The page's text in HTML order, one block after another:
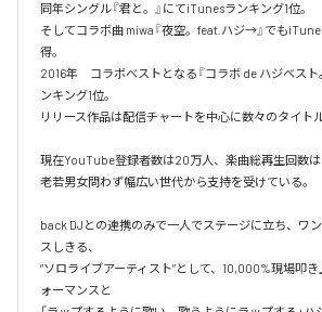
同年シングル『君と。』にてiTunesランキング1位。
そしてコラボ曲 miwa『夜空。feat.ハジ→』でも
得。
2016年　コラボベストとなる『コラボ de ハジベスト
ンキング1位。
リリース作品は配信チャートを中心に数々のタイト
現在YouTube登録者数は20万人、楽曲総再生回数は
老若男女問わず幅広い世代から支持を受けている。
back DJとの連携のみで一人でステージに立ち、ワ
スしきる、
“ソロライブアーティスト”として、10,000%現場叩
ォーマンスと